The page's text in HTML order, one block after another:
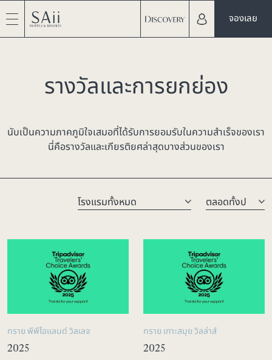
จองเลย
รางวัลและการยกย่อง
นับเป็นความภาคภูมิใจเสมอที่ได้รับการยอมรับในความสำเร็จของเรา
นี่คือรางวัลและเกียรติยศล่าสุดบางส่วนของเรา
ทราย พีพีไอแลนด์ วิลเลจ
2025
ทราย เกาะสมุย วิลล่าส์
2025